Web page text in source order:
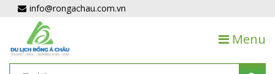
info@rongachau.com.vn
Menu